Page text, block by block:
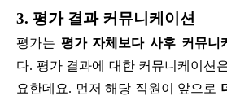
3. 평가 결과 커뮤니케이션
평가는 평가 자체보다 사후 커뮤니
다. 평가 결과에 대한 커뮤니케이션
요한데요. 먼저 해당 직원이 앞으로